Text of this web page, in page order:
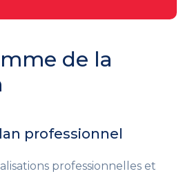
de la
professionnel
professionnelles et